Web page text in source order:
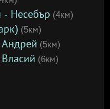
- Несебър (4км)
(5км)
Андрей (5км)
(6км)